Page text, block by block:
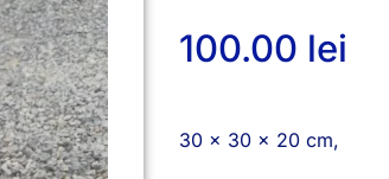
100.00 lei
30 x 30 x 20 cm,